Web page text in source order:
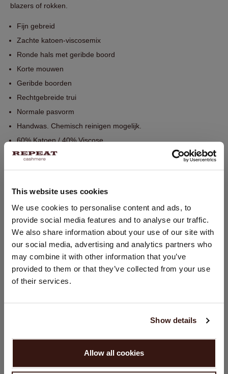
This website uses cookies
We use cookies to personalise content and ads, to
provide social media features and to analyse our traffic.
We also share information about your use of our site with
our social media, advertising and analytics partners who
may combine it with other information that you’ve
provided to them or that they’ve collected from your use
of their services.
Show details
Allow all cookies
blazers of rokken.
Fijn gebreid
Zachte katoen-viscosemix
Ronde hals met geribde boord
Korte mouwen
Geribde boorden
Rechtgebreide trui
Normale pasvorm
Handwas. Chemisch reinigen mogelijk.
60% Katoen / 40% Viscose
WASVOORSCHRIFT
VERZENDEN & RETOURNEREN
LAND WIJZIGEN
U bezoekt Repeat cashmere vanuit Nederland (€). Wilt u uw
land wijzigen?
Verenigde Staten ($)
GA VERDER